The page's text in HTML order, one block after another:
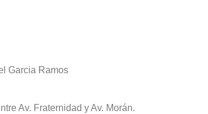
Garcia Ramos
Av. Fraternidad y Av. Morán.